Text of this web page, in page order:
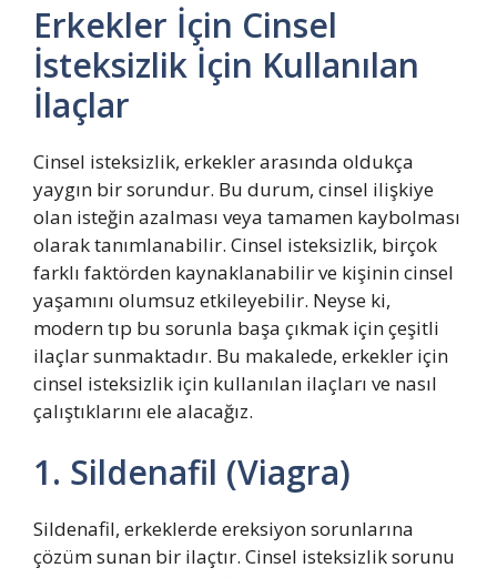
Erkekler İçin Cinsel
İsteksizlik İçin Kullanılan
İlaçlar
Cinsel isteksizlik, erkekler arasında oldukça
yaygın bir sorundur. Bu durum, cinsel ilişkiye
olan isteğin azalması veya tamamen kaybolması
olarak tanımlanabilir. Cinsel isteksizlik, birçok
farklı faktörden kaynaklanabilir ve kişinin cinsel
yaşamını olumsuz etkileyebilir. Neyse ki,
modern tıp bu sorunla başa çıkmak için çeşitli
ilaçlar sunmaktadır. Bu makalede, erkekler için
cinsel isteksizlik için kullanılan ilaçları ve nasıl
çalıştıklarını ele alacağız.
1. Sildenafil (Viagra)
Sildenafil, erkeklerde ereksiyon sorunlarına
çözüm sunan bir ilaçtır. Cinsel isteksizlik sorunu